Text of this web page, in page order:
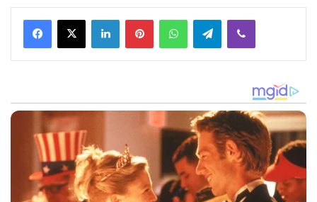
Facebook
X LinkedInPinterestWhatsAppTelegramViber